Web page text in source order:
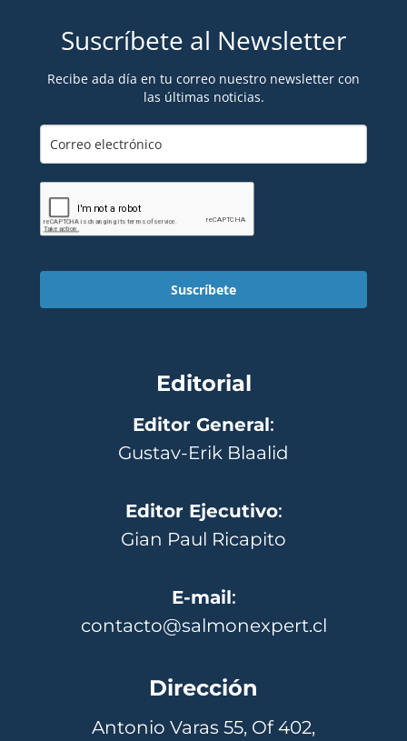
Suscríbete al Newsletter
Recibe ada día en tu correo nuestro newsletter con
las últimas noticias.
Suscríbete
Editorial
Editor General:
Gustav-Erik Blaalid
Editor Ejecutivo:
Gian Paul Ricapito
E-mail:
contacto@salmonexpert.cl
Dirección
Antonio Varas 55, Of 402,